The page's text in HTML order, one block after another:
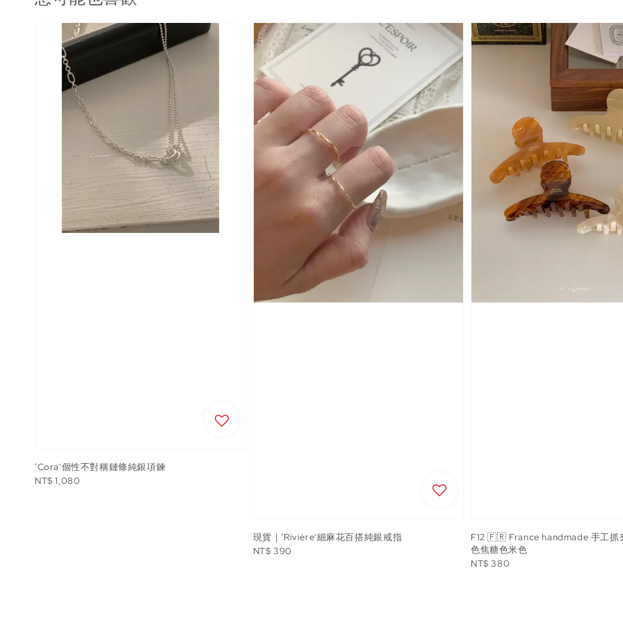
‘Cora’個性不對稱鏈條純銀項鍊
Regular
NT$ 1,080
現貨｜‘Rivière’細麻花百搭純銀戒指
Regular
NT$ 390
F12 🇫🇷 France handmade 手工抓
色焦糖色米色
Regular
NT$ 380